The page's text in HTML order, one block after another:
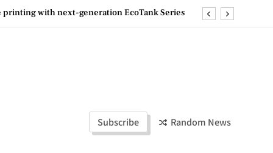
printing with next-generation EcoTank Series
printing with next-generation EcoTank Series
Subscribe Random News